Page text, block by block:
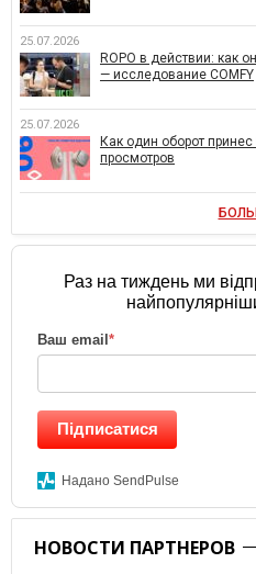
25.07.2026
ROPO в действии: как
— исследование COMFY
25.07.2026
Как один оборот
просмотров
Раз на тиждень ми
Ваш email *
Підписатися
Надано SendPulse
НОВОСТИ ПАРТНЕРОВ